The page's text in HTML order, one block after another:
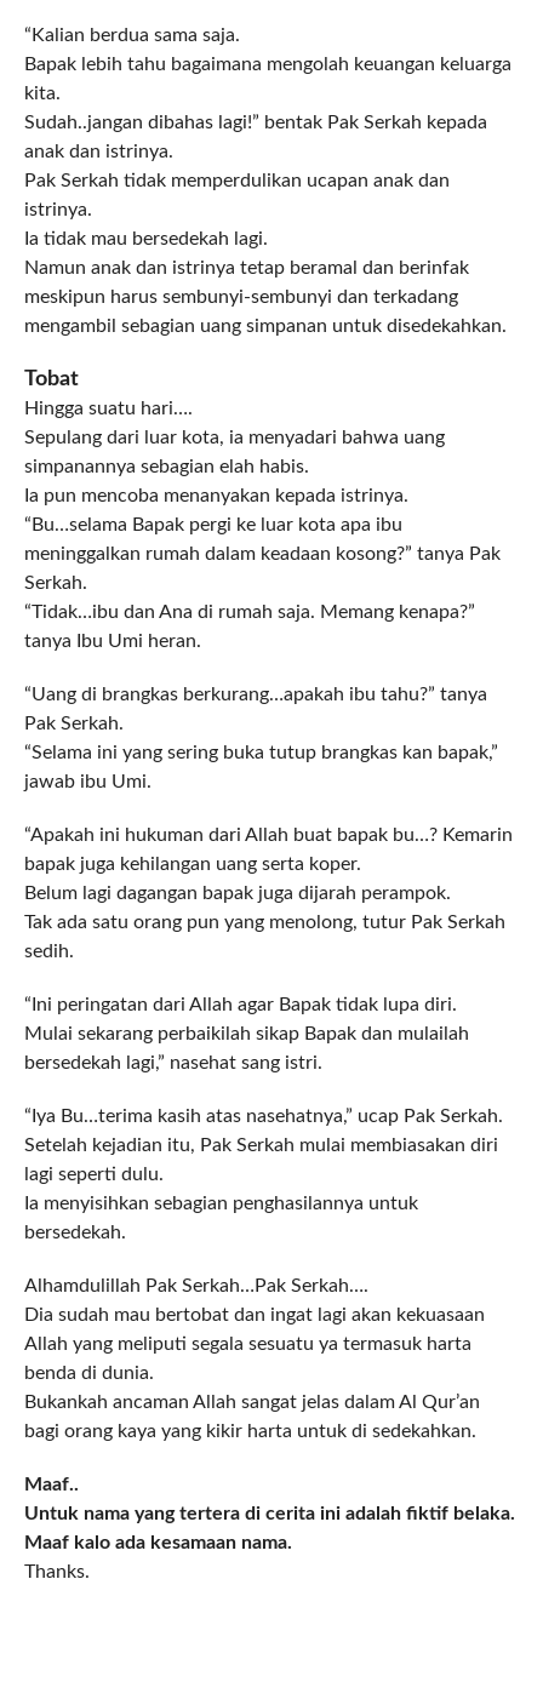
“Kalian berdua sama saja.
Bapak lebih tahu bagaimana mengolah keuangan keluarga
kita.
Sudah..jangan dibahas lagi!” bentak Pak Serkah kepada
anak dan istrinya.
Pak Serkah tidak memperdulikan ucapan anak dan
istrinya.
Ia tidak mau bersedekah lagi.
Namun anak dan istrinya tetap beramal dan berinfak
meskipun harus sembunyi-sembunyi dan terkadang
mengambil sebagian uang simpanan untuk disedekahkan.
Tobat
Hingga suatu hari….
Sepulang dari luar kota, ia menyadari bahwa uang
simpanannya sebagian elah habis.
Ia pun mencoba menanyakan kepada istrinya.
“Bu…selama Bapak pergi ke luar kota apa ibu
meninggalkan rumah dalam keadaan kosong?” tanya Pak
Serkah.
“Tidak…ibu dan Ana di rumah saja. Memang kenapa?”
tanya Ibu Umi heran.
“Uang di brangkas berkurang…apakah ibu tahu?” tanya
Pak Serkah.
“Selama ini yang sering buka tutup brangkas kan bapak,”
jawab ibu Umi.
“Apakah ini hukuman dari Allah buat bapak bu…? Kemarin
bapak juga kehilangan uang serta koper.
Belum lagi dagangan bapak juga dijarah perampok.
Tak ada satu orang pun yang menolong, tutur Pak Serkah
sedih.
“Ini peringatan dari Allah agar Bapak tidak lupa diri.
Mulai sekarang perbaikilah sikap Bapak dan mulailah
bersedekah lagi,” nasehat sang istri.
“Iya Bu…terima kasih atas nasehatnya,” ucap Pak Serkah.
Setelah kejadian itu, Pak Serkah mulai membiasakan diri
lagi seperti dulu.
Ia menyisihkan sebagian penghasilannya untuk
bersedekah.
Alhamdulillah Pak Serkah…Pak Serkah….
Dia sudah mau bertobat dan ingat lagi akan kekuasaan
Allah yang meliputi segala sesuatu ya termasuk harta
benda di dunia.
Bukankah ancaman Allah sangat jelas dalam Al Qur’an
bagi orang kaya yang kikir harta untuk di sedekahkan.
Maaf..
Untuk nama yang tertera di cerita ini adalah fiktif belaka.
Maaf kalo ada kesamaan nama.
Thanks.